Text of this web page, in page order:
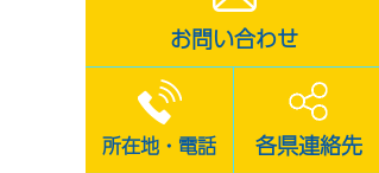
お問い合わせ
所在地・電話 各県連絡先